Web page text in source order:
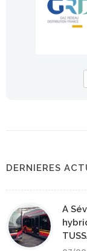
DERNIERES
A